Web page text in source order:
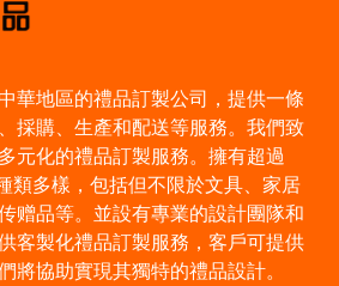
華地區的禮品訂製公司，提供一條
採購、生產和配送等服務。我們致
元化的禮品訂製服務。擁有超過
類多樣，包括但不限於文具、家居
赠品等。並設有專業的設計團隊和
客製化禮品訂製服務，客戶可提供
將協助實現其獨特的禮品設計。